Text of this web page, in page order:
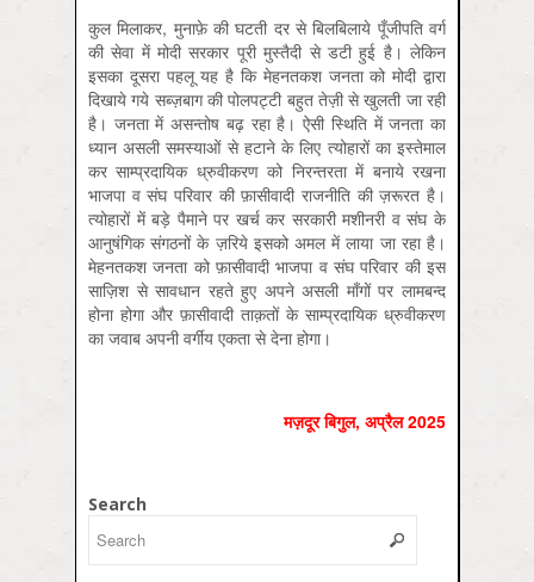
कुल मिलाकर, मुनाफ़े की घटती दर से बिलबिलाये पूँजीपति वर्ग
की सेवा में मोदी सरकार पूरी मुस्तैदी से डटी हुई है। लेकिन
इसका दूसरा पहलू यह है कि मेहनतकश जनता को मोदी द्वारा
दिखाये गये सब्ज़बाग की पोलपट्टी बहुत तेज़ी से खुलती जा रही
है। जनता में असन्तोष बढ़ रहा है। ऐसी स्थिति में जनता का
ध्यान असली समस्याओं से हटाने के लिए त्योहारों का इस्तेमाल
कर साम्प्रदायिक ध्रुवीकरण को निरन्तरता में बनाये रखना
भाजपा व संघ परिवार की फ़ासीवादी राजनीति की ज़रूरत है।
त्योहारों में बड़े पैमाने पर खर्च कर सरकारी मशीनरी व संघ के
आनुषंगिक संगठनों के ज़रिये इसको अमल में लाया जा रहा है।
मेहनतकश जनता को फ़ासीवादी भाजपा व संघ परिवार की इस
साज़िश से सावधान रहते हुए अपने असली माँगों पर लामबन्द
होना होगा और फ़ासीवादी ताक़तों के साम्प्रदायिक ध्रुवीकरण
का जवाब अपनी वर्गीय एकता से देना होगा।
मज़दूर बिगुल, अप्रैल 2025
Search